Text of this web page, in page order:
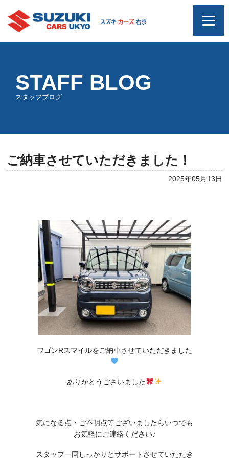
STAFF BLOG
スタッフブログ
ご納車させていただきました！
2025年05月13日
ワゴンRスマイルをご納車させていただきました
ありがとうございました
気になる点・ご不明点等ございましたらいつでも
お気軽にご連絡ください♪
スタッフ一同しっかりとサポートさせていただき